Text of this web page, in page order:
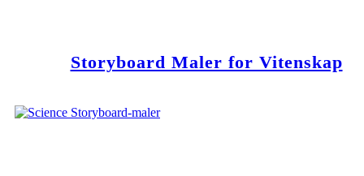
Storyboard Maler for Vitenskap